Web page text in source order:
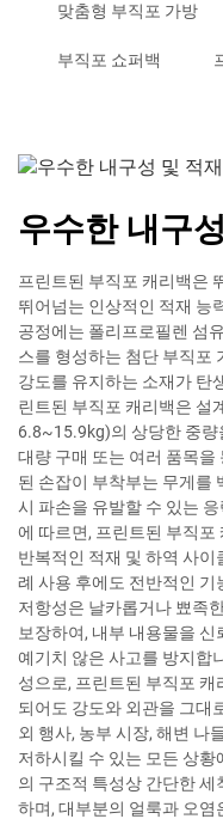
맞춤형 부직포 가방
부직포 쇼퍼백
우수한 내구
프린트된 부직포 캐리백은
뛰어넘는 인상적인 적재 능
공정에는 폴리프로필렌 섬
스를 형성하는 첨단 부직포
강도를 유지하는 소재가 탄
린트된 부직포 캐리백은 설
6.8~15.9kg)의 상당한 중량
대량 구매 또는 여러 품목
된 손잡이 부착부는 무게를
시 파손을 유발할 수 있는
에 따르면, 프린트된 부직포
반복적인 적재 및 하역 사
례 사용 후에도 전반적인
저항성은 날카롭거나 뾰족
보장하여, 내부 내용물을
예기치 않은 사고를 방지합
성으로, 프린트된 부직포
되어도 강도와 외관을 그대
외 행사, 농부 시장, 해변 나
저하시킬 수 있는 모든 상
의 구조적 특성상 간단한
하며, 대부분의 얼룩과 오염